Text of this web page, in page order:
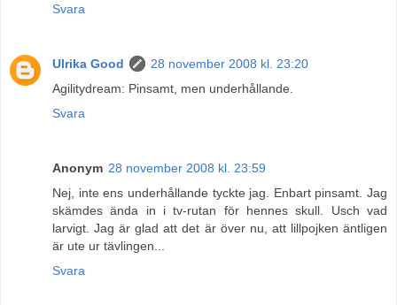
Svara
Ulrika Good
28 november 2008 kl. 23:20
Agilitydream: Pinsamt, men underhållande.
Svara
Anonym 28 november 2008 kl. 23:59
Nej, inte ens underhållande tyckte jag. Enbart pinsamt. Jag
skämdes ända in i tv-rutan för hennes skull. Usch vad
larvigt. Jag är glad att det är över nu, att lillpojken äntligen
är ute ur tävlingen...
Svara